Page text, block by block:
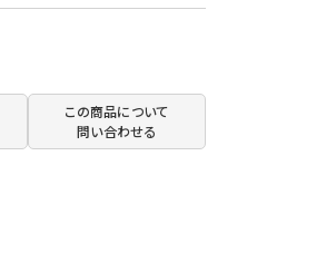
この商品について
問い合わせる